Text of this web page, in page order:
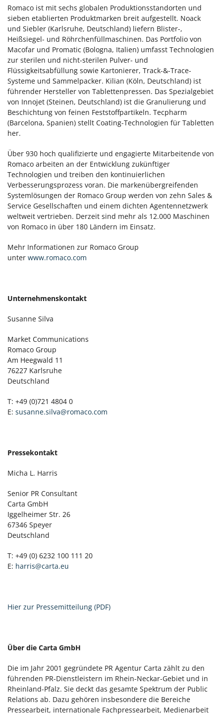
Romaco ist mit sechs globalen Produktionsstandorten und
sieben etablierten Produktmarken breit aufgestellt. Noack
und Siebler (Karlsruhe, Deutschland) liefern Blister-,
Heißsiegel- und Röhrchenfüllmaschinen. Das Portfolio von
Macofar und Promatic (Bologna, Italien) umfasst Technologien
zur sterilen und nicht-sterilen Pulver- und
Flüssigkeitsabfüllung sowie Kartonierer, Track-&-Trace-
Systeme und Sammelpacker. Kilian (Köln, Deutschland) ist
führender Hersteller von Tablettenpressen. Das Spezialgebiet
von Innojet (Steinen, Deutschland) ist die Granulierung und
Beschichtung von feinen Feststoffpartikeln. Tecpharm
(Barcelona, Spanien) stellt Coating-Technologien für Tabletten
her.
Über 930 hoch qualifizierte und engagierte Mitarbeitende von
Romaco arbeiten an der Entwicklung zukünftiger
Technologien und treiben den kontinuierlichen
Verbesserungsprozess voran. Die markenübergreifenden
Systemlösungen der Romaco Group werden von zehn Sales &
Service Gesellschaften und einem dichten Agentennetzwerk
weltweit vertrieben. Derzeit sind mehr als 12.000 Maschinen
von Romaco in über 180 Ländern im Einsatz.
Mehr Informationen zur Romaco Group
unter www.romaco.com
Unternehmenskontakt
Susanne Silva
Market Communications
Romaco Group
Am Heegwald 11
76227 Karlsruhe
Deutschland
T: +49 (0)721 4804 0
E: susanne.silva@romaco.com
Pressekontakt
Micha L. Harris
Senior PR Consultant
Carta GmbH
Iggelheimer Str. 26
67346 Speyer
Deutschland
T: +49 (0) 6232 100 111 20
E: harris@carta.eu
Hier zur Pressemitteilung (PDF)
Über die Carta GmbH
Die im Jahr 2001 gegründete PR Agentur Carta zählt zu den
führenden PR-Dienstleistern im Rhein-Neckar-Gebiet und in
Rheinland-Pfalz. Sie deckt das gesamte Spektrum der Public
Relations ab. Dazu gehören insbesondere die Bereiche
Pressearbeit, internationale Fachpressearbeit, Medienarbeit